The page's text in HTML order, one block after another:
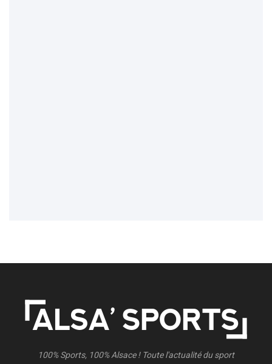
100% Sports, 100% Alsace ! Toute l'actualité du sport